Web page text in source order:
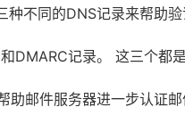
不同的DNS记录来帮助
DMARC记录。 这三个都
邮件服务器进一步认证邮